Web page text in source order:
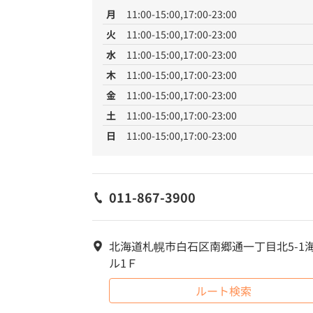
月
11:00-15:00,17:00-23:00
火
11:00-15:00,17:00-23:00
水
11:00-15:00,17:00-23:00
木
11:00-15:00,17:00-23:00
金
11:00-15:00,17:00-23:00
土
11:00-15:00,17:00-23:00
日
11:00-15:00,17:00-23:00
011-867-3900
北海道札幌市白石区南郷通一丁目北5-1
ル1Ｆ
ルート検索